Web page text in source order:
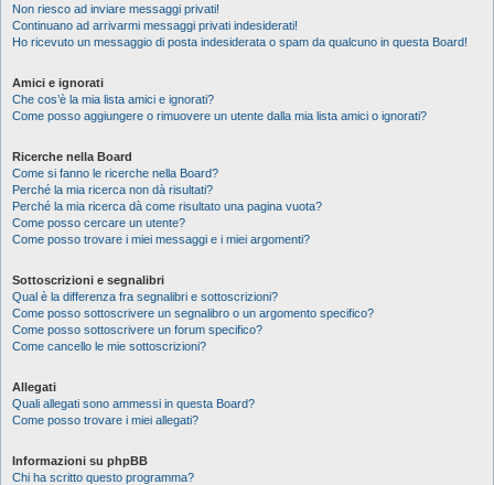
Non riesco ad inviare messaggi privati!
Continuano ad arrivarmi messaggi privati indesiderati!
Ho ricevuto un messaggio di posta indesiderata o spam da qualcuno in questa Board!
Amici e ignorati
Che cos’è la mia lista amici e ignorati?
Come posso aggiungere o rimuovere un utente dalla mia lista amici o ignorati?
Ricerche nella Board
Come si fanno le ricerche nella Board?
Perché la mia ricerca non dà risultati?
Perché la mia ricerca dà come risultato una pagina vuota?
Come posso cercare un utente?
Come posso trovare i miei messaggi e i miei argomenti?
Sottoscrizioni e segnalibri
Qual è la differenza fra segnalibri e sottoscrizioni?
Come posso sottoscrivere un segnalibro o un argomento specifico?
Come posso sottoscrivere un forum specifico?
Come cancello le mie sottoscrizioni?
Allegati
Quali allegati sono ammessi in questa Board?
Come posso trovare i miei allegati?
Informazioni su phpBB
Chi ha scritto questo programma?